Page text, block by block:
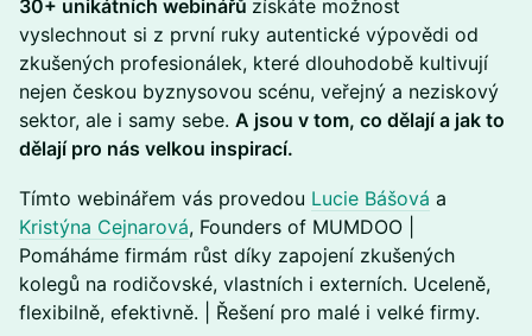
30+ unikátních webinářů získáte možnost
vyslechnout si z první ruky autentické výpovědi od
zkušených profesionálek, které dlouhodobě kultivují
nejen českou byznysovou scénu, veřejný a neziskový
sektor, ale i samy sebe. A jsou v tom, co dělají a jak to
dělají pro nás velkou inspirací.
​Tímto webinářem vás provedou Lucie Bášová a
Kristýna Cejnarová, Founders of MUMDOO |
Pomáháme firmám růst díky zapojení zkušených
kolegů na rodičovské, vlastních i externích. Uceleně,
flexibilně, efektivně. | Řešení pro malé i velké firmy.